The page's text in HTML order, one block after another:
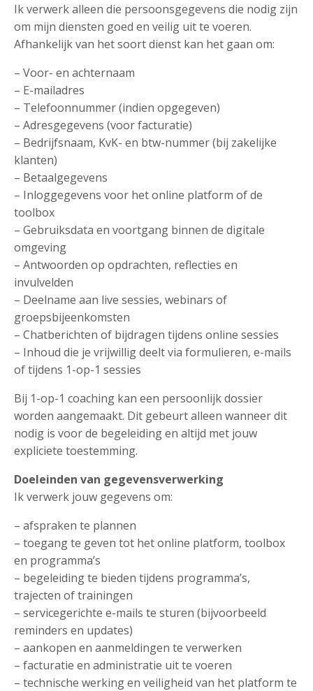
Ik verwerk alleen die persoonsgegevens die nodig zijn
om mijn diensten goed en veilig uit te voeren.
Afhankelijk van het soort dienst kan het gaan om:
– Voor- en achternaam
– E-mailadres
– Telefoonnummer (indien opgegeven)
– Adresgegevens (voor facturatie)
– Bedrijfsnaam, KvK- en btw-nummer (bij zakelijke
klanten)
– Betaalgegevens
– Inloggegevens voor het online platform of de
toolbox
– Gebruiksdata en voortgang binnen de digitale
omgeving
– Antwoorden op opdrachten, reflecties en
invulvelden
– Deelname aan live sessies, webinars of
groepsbijeenkomsten
– Chatberichten of bijdragen tijdens online sessies
– Inhoud die je vrijwillig deelt via formulieren, e-mails
of tijdens 1-op-1 sessies
Bij 1-op-1 coaching kan een persoonlijk dossier
worden aangemaakt. Dit gebeurt alleen wanneer dit
nodig is voor de begeleiding en altijd met jouw
expliciete toestemming.
Doeleinden van gegevensverwerking
Ik verwerk jouw gegevens om:
– afspraken te plannen
– toegang te geven tot het online platform, toolbox
en programma’s
– begeleiding te bieden tijdens programma’s,
trajecten of trainingen
– servicegerichte e-mails te sturen (bijvoorbeeld
reminders en updates)
– aankopen en aanmeldingen te verwerken
– facturatie en administratie uit te voeren
– technische werking en veiligheid van het platform te